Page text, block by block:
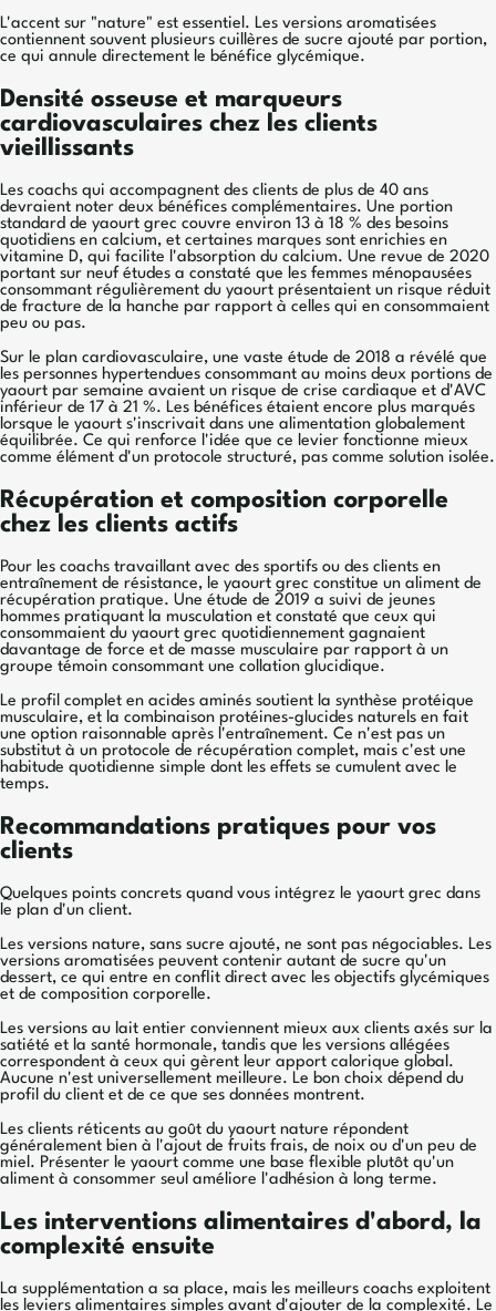
L'accent sur "nature" est essentiel. Les versions aromatisées
contiennent souvent plusieurs cuillères de sucre ajouté par portion,
ce qui annule directement le bénéfice glycémique.
Densité osseuse et marqueurs
cardiovasculaires chez les clients
vieillissants
Les coachs qui accompagnent des clients de plus de 40 ans
devraient noter deux bénéfices complémentaires. Une portion
standard de yaourt grec couvre environ 13 à 18 % des besoins
quotidiens en calcium, et certaines marques sont enrichies en
vitamine D, qui facilite l'absorption du calcium. Une revue de 2020
portant sur neuf études a constaté que les femmes ménopausées
consommant régulièrement du yaourt présentaient un risque réduit
de fracture de la hanche par rapport à celles qui en consommaient
peu ou pas.
Sur le plan cardiovasculaire, une vaste étude de 2018 a révélé que
les personnes hypertendues consommant au moins deux portions de
yaourt par semaine avaient un risque de crise cardiaque et d'AVC
inférieur de 17 à 21 %. Les bénéfices étaient encore plus marqués
lorsque le yaourt s'inscrivait dans une alimentation globalement
équilibrée. Ce qui renforce l'idée que ce levier fonctionne mieux
comme élément d'un protocole structuré, pas comme solution isolée.
Récupération et composition corporelle
chez les clients actifs
Pour les coachs travaillant avec des sportifs ou des clients en
entraînement de résistance, le yaourt grec constitue un aliment de
récupération pratique. Une étude de 2019 a suivi de jeunes
hommes pratiquant la musculation et constaté que ceux qui
consommaient du yaourt grec quotidiennement gagnaient
davantage de force et de masse musculaire par rapport à un
groupe témoin consommant une collation glucidique.
Le profil complet en acides aminés soutient la synthèse protéique
musculaire, et la combinaison protéines-glucides naturels en fait
une option raisonnable après l'entraînement. Ce n'est pas un
substitut à un protocole de récupération complet, mais c'est une
habitude quotidienne simple dont les effets se cumulent avec le
temps.
Recommandations pratiques pour vos
clients
Quelques points concrets quand vous intégrez le yaourt grec dans
le plan d'un client.
Les versions nature, sans sucre ajouté, ne sont pas négociables. Les
versions aromatisées peuvent contenir autant de sucre qu'un
dessert, ce qui entre en conflit direct avec les objectifs glycémiques
et de composition corporelle.
Les versions au lait entier conviennent mieux aux clients axés sur la
satiété et la santé hormonale, tandis que les versions allégées
correspondent à ceux qui gèrent leur apport calorique global.
Aucune n'est universellement meilleure. Le bon choix dépend du
profil du client et de ce que ses données montrent.
Les clients réticents au goût du yaourt nature répondent
généralement bien à l'ajout de fruits frais, de noix ou d'un peu de
miel. Présenter le yaourt comme une base flexible plutôt qu'un
aliment à consommer seul améliore l'adhésion à long terme.
Les interventions alimentaires d'abord, la
complexité ensuite
La supplémentation a sa place, mais les meilleurs coachs exploitent
les leviers alimentaires simples avant d'ajouter de la complexité. Le